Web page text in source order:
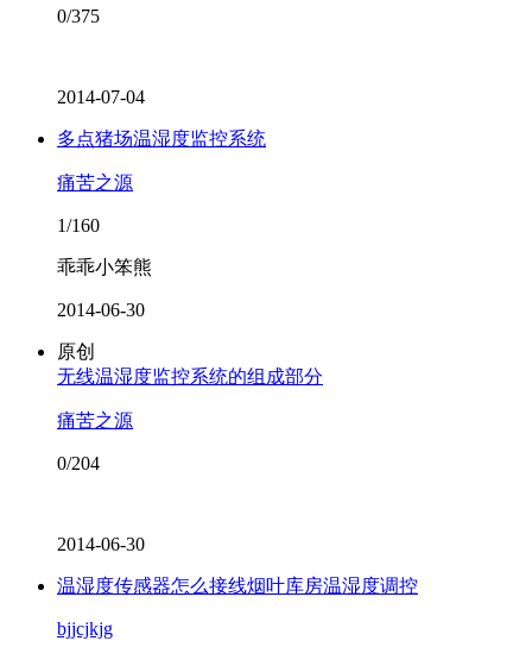
0/375
2014-07-04
多点猪场温湿度监控系统
痛苦之源
1/160
乖乖小笨熊
2014-06-30
原创
无线温湿度监控系统的组成部分
痛苦之源
0/204
2014-06-30
温湿度传感器怎么接线烟叶库房温湿度调控
bjjcjkjg